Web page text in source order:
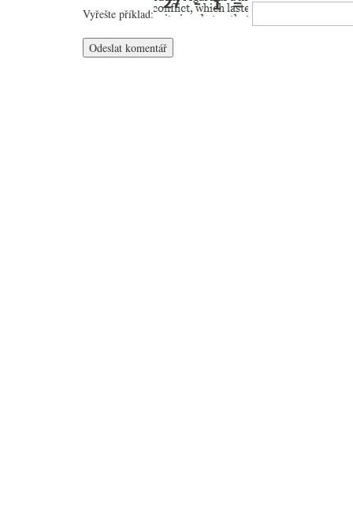
Vyřešte příklad: